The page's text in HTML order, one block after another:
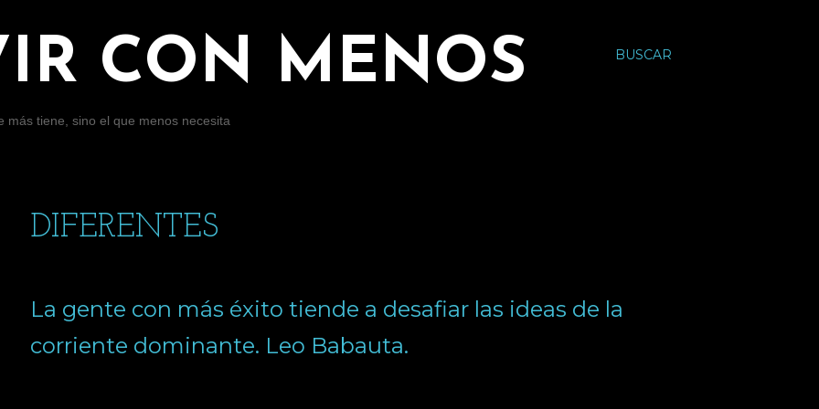
BUSCAR
CON MENOS
más tiene, sino el que menos necesita
DIFERENTES
La gente con más éxito tiende a desafiar las ideas de la
corriente dominante. Leo Babauta.